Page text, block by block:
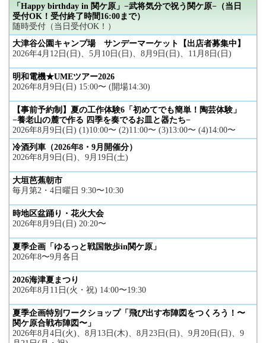
「Happy birthday in 関ケ原」−武将気分で祝う関ケ原−（当日
受付OK！受付終了時間16:00まで）
随時受付（当日受付OK！）
大津谷公園キャンプ場 サンデーマーケット【出店者募集中】
2026年4月12日(日)、5月10日(日)、8月9日(日)、11月8日(日)
明和電機★UMEツアー2026
2026年8月9日(日) 15:00〜 (開場14:30)
【事前予約制】夏の工作体験6「初めてでも簡単！陶芸体験」
−養老山の麓で作る 四季を奏でるお皿と器たち−
2026年8月9日(日) (1)10:00〜 (2)11:00〜 (3)13:00〜 (4)14:00〜
冷酒列車（2026年8・9月開催分）
2026年8月9日(日)、9月19日(土)
大垣芭蕉朝市
毎月第2・4日曜日 9:30〜10:30
時地区盆踊り・花火大会
2026年8月9日(日) 20:20〜
夏季企画「ゆるっと戦国散歩in関ケ原」
2026年8〜9月各日
2026海津夏まつり
2026年8月11日(火・祝) 14:00〜19:30
夏季企画特別ワークショップ「飛び出す布陣図をつくろう！〜
関ケ原合戦布陣図〜」
2026年8月4日(火)、8月13日(木)、8月23日(日)、9月20日(日)、9